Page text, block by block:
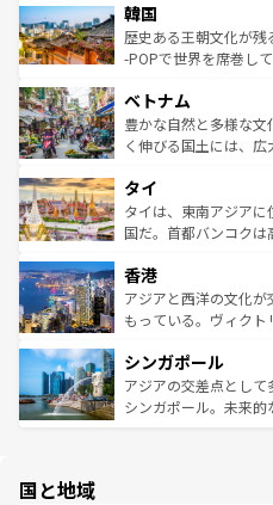
ワイを、存分に味わってほしい。 なお
はコンテンツ一覧を参
いる。アクティビティ
ビング、ハイキング
い。オーストラリア
参照してほしい。
ン）、静ひつな山岳地
と山間の静けさが共
驚きをもたらしてく
容にもいいと評判のス
が味わえる。
照してほしい。
韓国
歴史ある王朝文化が
-POPで世界を席巻し
き、地方に足を延ばせ
できる。そして、キ
まで、さまざまな韓
リティに包まれながら
わ
覧を参照してほしい。
ベトナム
豊かな自然と多様な
く伸びる国土には、
急速な発展と共に伝統
ーチミン市のフランス
醸し出している。ま
とつ。フォーやバイン
ひ現地で味わいたい
が旅行者を迎えてく
参照してほしい。
タイ
タイは、東南アジアに
国だ。首都バンコク
の活気が交差している
帯で自然と触れ合い
いビーチでリゾート
激する。気候は一年中
が待っている。親し
た文化、そして多様
香港
アジアと西洋の文化
もっている。ヴィク
み、どこを訪れても感
ており、効率よく見
うな絶景から文化的
シンガポール
アジアの交差点とし
シンガポール。未来
国と地域